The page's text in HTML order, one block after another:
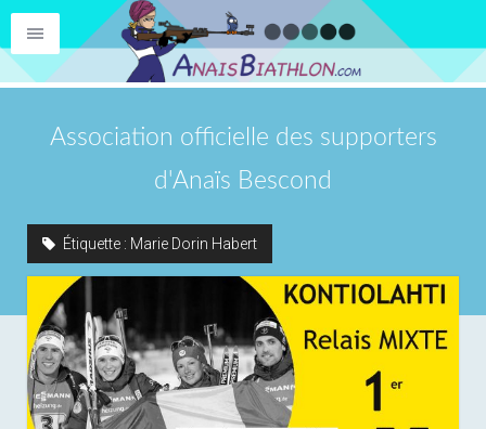
Association officielle des supporters
d'Anaïs Bescond
Étiquette : Marie Dorin Habert